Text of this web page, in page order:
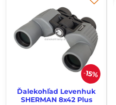
15%
Ďalekohľad Levenhuk
SHERMAN 8x42 Plus